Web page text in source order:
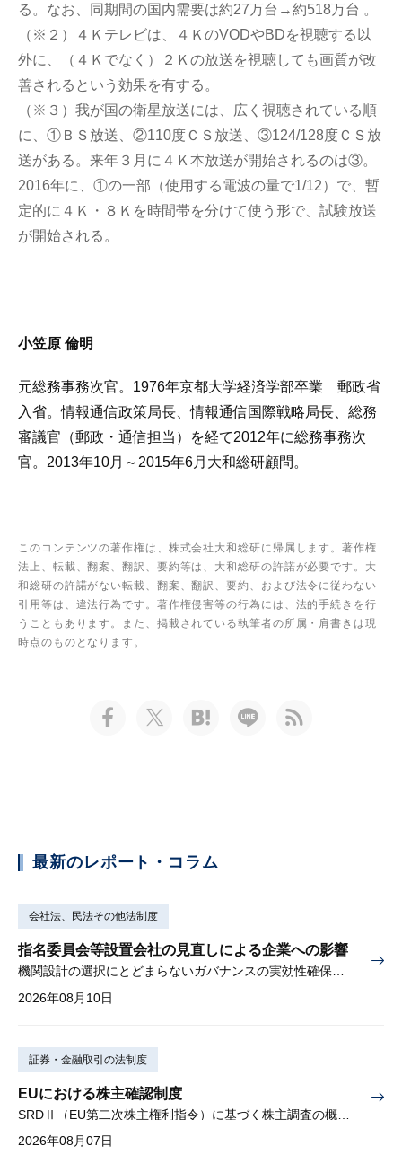
る。なお、同期間の国内需要は約27万台→約518万台 。
（※２）４Ｋテレビは、４ＫのVODやBDを視聴する以
外に、（４Ｋでなく）２Ｋの放送を視聴しても画質が改
善されるという効果を有する。
（※３）我が国の衛星放送には、広く視聴されている順
に、①ＢＳ放送、②110度ＣＳ放送、③124/128度ＣＳ放
送がある。来年３月に４Ｋ本放送が開始されるのは③。
2016年に、①の一部（使用する電波の量で1/12）で、暫
定的に４Ｋ・８Ｋを時間帯を分けて使う形で、試験放送
が開始される。
小笠原 倫明
元総務事務次官。1976年京都大学経済学部卒業 郵政省
入省。情報通信政策局長、情報通信国際戦略局長、総務
審議官（郵政・通信担当）を経て2012年に総務事務次
官。2013年10月～2015年6月大和総研顧問。
このコンテンツの著作権は、株式会社大和総研に帰属します。著作権
法上、転載、翻案、翻訳、要約等は、大和総研の許諾が必要です。大
和総研の許諾がない転載、翻案、翻訳、要約、および法令に従わない
引用等は、違法行為です。著作権侵害等の行為には、法的手続きを行
うこともあります。また、掲載されている執筆者の所属・肩書きは現
時点のものとなります。
最新のレポート・コラム
会社法、民法その他法制度
指名委員会等設置会社の見直しによる企業への影響
2026年08月10日
証券・金融取引の法制度
EUにおける株主確認制度
2026年08月07日